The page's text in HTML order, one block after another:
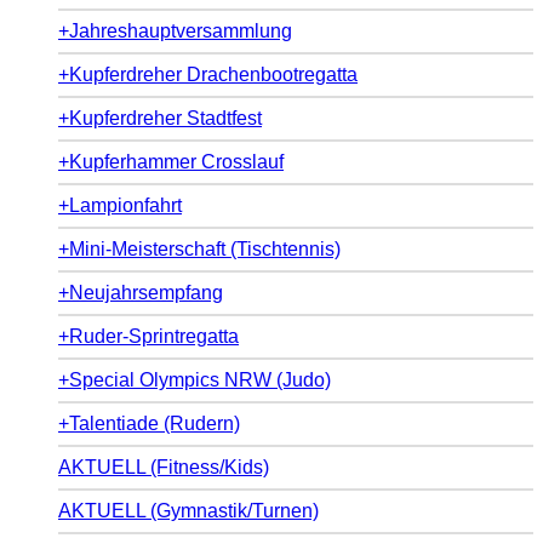
+Jahreshauptversammlung
+Kupferdreher Drachenbootregatta
+Kupferdreher Stadtfest
+Kupferhammer Crosslauf
+Lampionfahrt
+Mini-Meisterschaft (Tischtennis)
+Neujahrsempfang
+Ruder-Sprintregatta
+Special Olympics NRW (Judo)
+Talentiade (Rudern)
AKTUELL (Fitness/Kids)
AKTUELL (Gymnastik/Turnen)